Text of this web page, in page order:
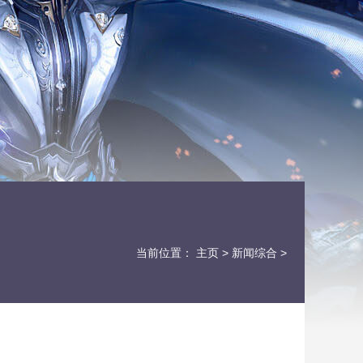
当前位置： 主页 > 新闻综合 >